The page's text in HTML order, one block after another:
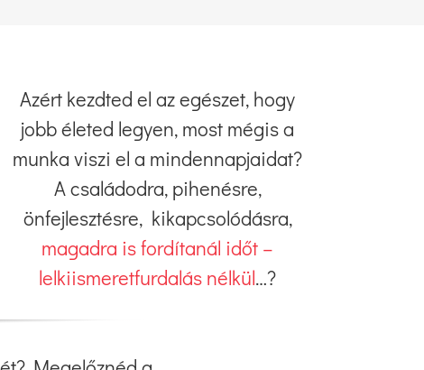
Azért kezdted el az egészet, hogy
jobb életed legyen, most mégis a
munka viszi el a mindennapjaidat?
A családodra, pihenésre,
önfejlesztésre, kikapcsolódásra,
magadra is fordítanál időt –
lelkiismeretfurdalás nélkül…?